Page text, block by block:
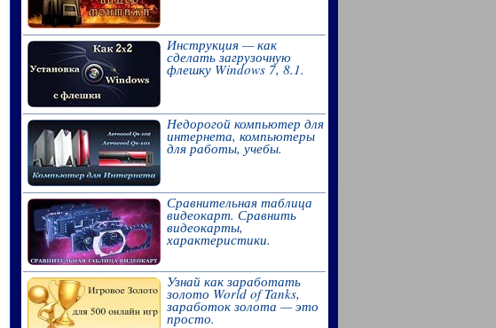
Инструкция — как
сделать загрузочную
флешку Windows 7, 8.1.
Недорогой компьютер для
интернета, компьютеры
для работы, учебы.
Сравнительная таблица
видеокарт. Сравнить
видеокарты,
характеристики.
Узнай как заработать
золото World of Tanks,
заработок золота — это
просто.